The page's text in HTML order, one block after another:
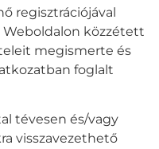
regisztrációjával
Weboldalon közzétett
megismerte és
foglalt
tévesen és/vagy
visszavezethető